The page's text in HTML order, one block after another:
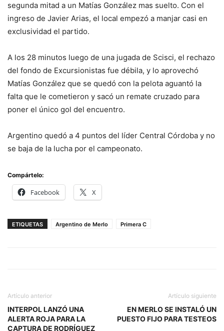
segunda mitad a un Matías González mas suelto. Con el
ingreso de Javier Arias, el local empezó a manjar casi en
exclusividad el partido.
A los 28 minutos luego de una jugada de Scisci, el rechazo
del fondo de Excursionistas fue débila, y lo aprovechó
Matías González que se quedó con la pelota aguantó la
falta que le cometieron y sacó un remate cruzado para
poner el único gol del encuentro.
Argentino quedó a 4 puntos del líder Central Córdoba y no
se baja de la lucha por el campeonato.
Compártelo:
Facebook X
ETIQUETAS Argentino de Merlo Primera C
Artículo anterior
INTERPOL LANZÓ UNA
ALERTA ROJA PARA LA
CAPTURA DE RODRÍGUEZ
Artículo siguiente
EN MERLO SE INSTALÓ UN
PUESTO FIJO PARA TESTEOS